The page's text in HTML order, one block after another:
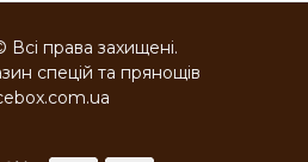
Всі права захищені.
спецій та прянощів